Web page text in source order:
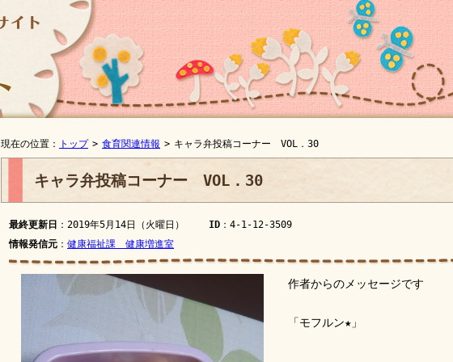
現在の位置： トップ > 食育関連情報 > キャラ弁投稿コーナー VOL．30
キャラ弁投稿コーナー VOL．30
最終更新日 ：2019年5月14日（火曜日） ID ：4-1-12-3509
情報発信元 ： 健康福祉課 健康増進室
作者からのメッセージです
「モフルン★」